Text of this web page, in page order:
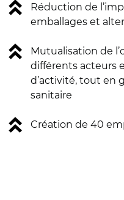
Réduction de
emballages et
Mutualisation de
différents acteurs
d’activité, tout en
sanitaire
Création de 40